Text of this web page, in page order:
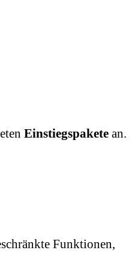
Einstiegspakete an.
Funktionen,